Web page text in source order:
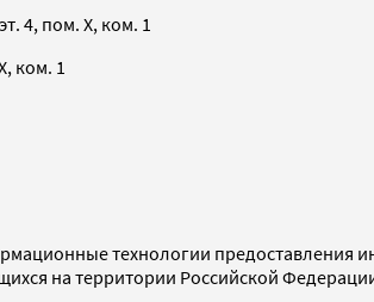
4, пом. X, ком. 1
ком. 1
технологии предоставления
на территории Российской